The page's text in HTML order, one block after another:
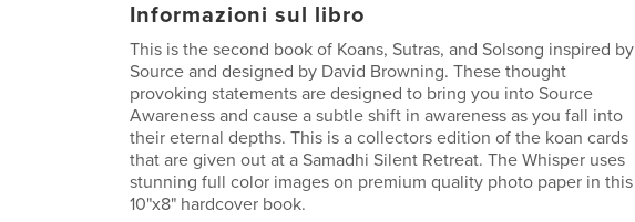
Informazioni sul libro
This is the second book of Koans, Sutras, and Solsong inspired by
Source and designed by David Browning. These thought
provoking statements are designed to bring you into Source
Awareness and cause a subtle shift in awareness as you fall into
their eternal depths. This is a collectors edition of the koan cards
that are given out at a Samadhi Silent Retreat. The Whisper uses
stunning full color images on premium quality photo paper in this
10"x8" hardcover book.